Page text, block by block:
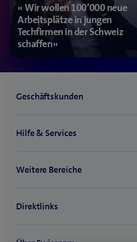
« Wir wollen 100’000 neue
Arbeitsplätze in jungen
Techfirmen in der Schweiz
schaffen»